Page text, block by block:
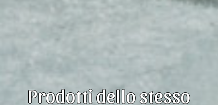
Prodotti dello stesso